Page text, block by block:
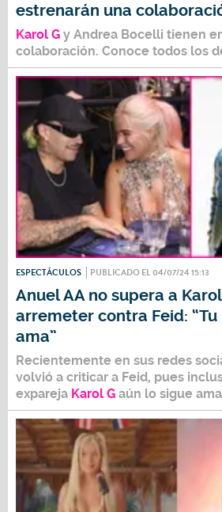
estrenarán una
Karol G y Andrea Bocelli tienen
colaboración. Conoce todos los
ESPECTÁCULOS PUBLICADO EL 04/07/24 15:13
Anuel AA no supera a
arremeter contra Feid:
ama”
Recientemente en sus redes
volvió a criticar a Feid, pues
expareja Karol G aún lo sigue